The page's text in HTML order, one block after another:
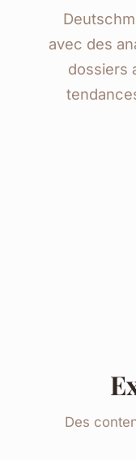
avec des
dossiers
Des